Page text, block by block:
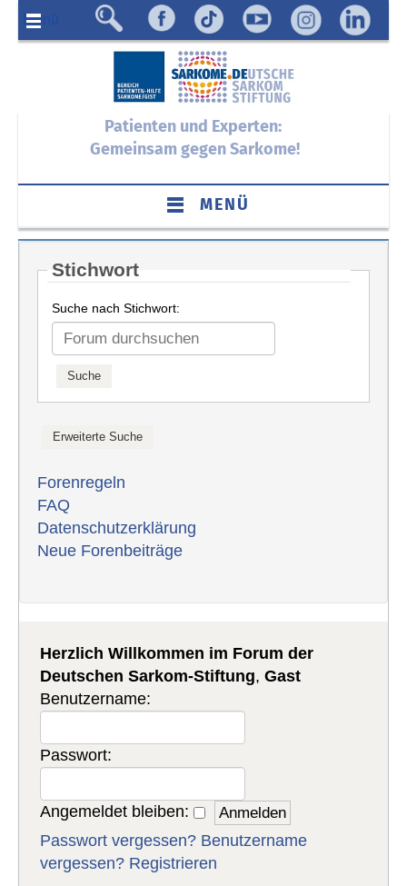
Menü
Patienten und Experten:
Gemeinsam gegen Sarkome!
MENÜ
Stichwort
Suche nach Stichwort:
Forenregeln
FAQ
Datenschutzerklärung
Neue Forenbeiträge
Herzlich Willkommen im Forum der
Deutschen Sarkom-Stiftung,Gast
Benutzername:
Passwort:
Angemeldet bleiben:
Passwort vergessen? Benutzername
vergessen? Registrieren